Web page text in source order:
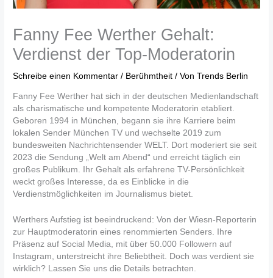
Fanny Fee Werther Gehalt:
Verdienst der Top-Moderatorin
Schreibe einen Kommentar / Berühmtheit / VonTrends Berlin
Fanny Fee Werther hat sich in der deutschen Medienlandschaft
als charismatische und kompetente Moderatorin etabliert.
Geboren 1994 in München, begann sie ihre Karriere beim
lokalen Sender München TV und wechselte 2019 zum
bundesweiten Nachrichtensender WELT. Dort moderiert sie seit
2023 die Sendung „Welt am Abend“ und erreicht täglich ein
großes Publikum. Ihr Gehalt als erfahrene TV-Persönlichkeit
weckt großes Interesse, da es Einblicke in die
Verdienstmöglichkeiten im Journalismus bietet.
Werthers Aufstieg ist beeindruckend: Von der Wiesn-Reporterin
zur Hauptmoderatorin eines renommierten Senders. Ihre
Präsenz auf Social Media, mit über 50.000 Followern auf
Instagram, unterstreicht ihre Beliebtheit. Doch was verdient sie
wirklich? Lassen Sie uns die Details betrachten.